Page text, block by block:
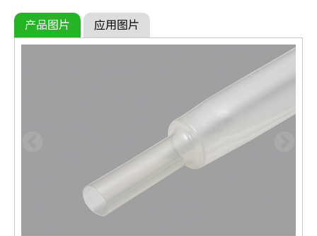
产品图片 应用图片